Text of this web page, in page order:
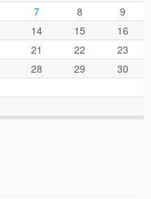
7 8
9
14 15
16
21 22
23
28 29
30